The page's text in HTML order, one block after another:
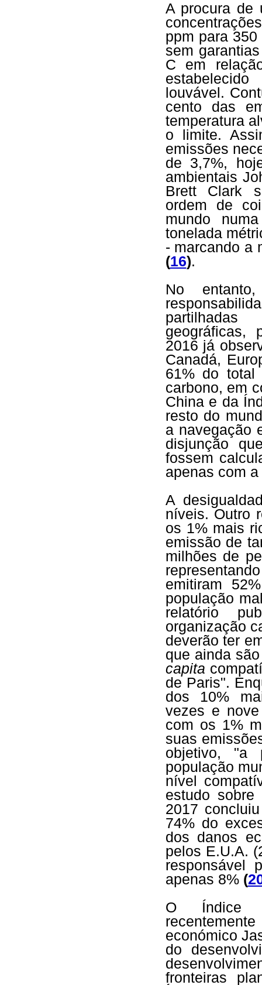
A procura de
ppm para
sem
C em
louvável.
cento das
temperatura
o limite.
emissões
de 3,7%,
ambientais
Brett Clark
ordem de
mundo
tonelada
- marcando a
(16).
No
partilhadas
geográficas,
2016 já
Canadá,
61% do total
carbono, em
China e da
resto do
a navegação
disjunção
fossem
apenas com
A
níveis. Outro
os 1% mais
emissão de
milhões de
emitiram
população
relatório
organização
deverão ter
que ainda
capita
de Paris".
dos 10%
vezes e
com os 1%
suas
objetivo, "a
população
nível
estudo
2017
74% do
dos danos
pelos E.U.A.
responsável
apenas 8% (
O Índice
económico
do
fronteiras